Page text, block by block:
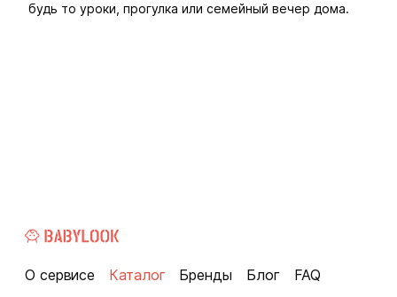
будь то уроки, прогулка или семейный вечер дома.
О сервисе Каталог Бренды Блог
FAQ